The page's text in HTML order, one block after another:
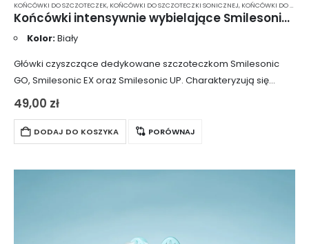
KOŃCÓWKI DO SZCZOTECZEK, KOŃCÓWKI DO SZCZOTECZKI SONICZNEJ, KOŃCÓWKI DO SZCZOTECZKI SONICZNEJ SMILESONIC
Końcówki intensywnie wybielające Smilesonic SupremeWhite 2 szt. – białe UP/EX/GO
Kolor:Biały
Główki czyszczące dedykowane szczoteczkom Smilesonic
GO, Smilesonic EX oraz Smilesonic UP. Charakteryzują się
twardymi włóknami, które skutecznie usuwają barwiące osady
z powierzchni szkliwa, sprawiając, że zęby stają się wyraźnie
bielsze…
49,00 zł
DODAJ DO KOSZYKA PORÓWNAJ